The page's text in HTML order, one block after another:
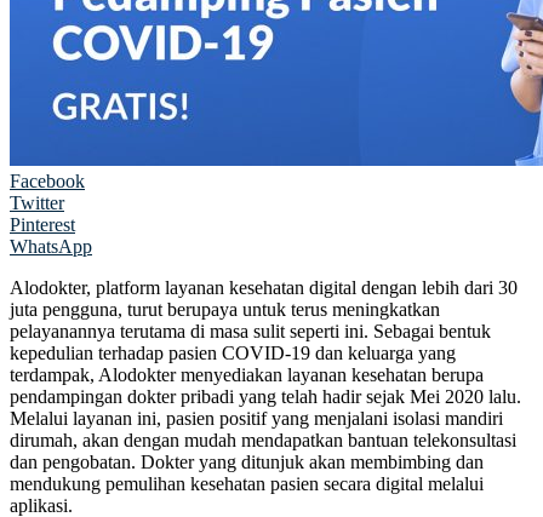
Facebook
Twitter
Pinterest
WhatsApp
Alodokter, platform layanan kesehatan digital dengan lebih dari 30
juta pengguna, turut berupaya untuk terus meningkatkan
pelayanannya terutama di masa sulit seperti ini. Sebagai bentuk
kepedulian terhadap pasien COVID-19 dan keluarga yang
terdampak, Alodokter menyediakan layanan kesehatan berupa
pendampingan dokter pribadi yang telah hadir sejak Mei 2020 lalu.
Melalui layanan ini, pasien positif yang menjalani isolasi mandiri
dirumah, akan dengan mudah mendapatkan bantuan telekonsultasi
dan pengobatan. Dokter yang ditunjuk akan membimbing dan
mendukung pemulihan kesehatan pasien secara digital melalui
aplikasi.